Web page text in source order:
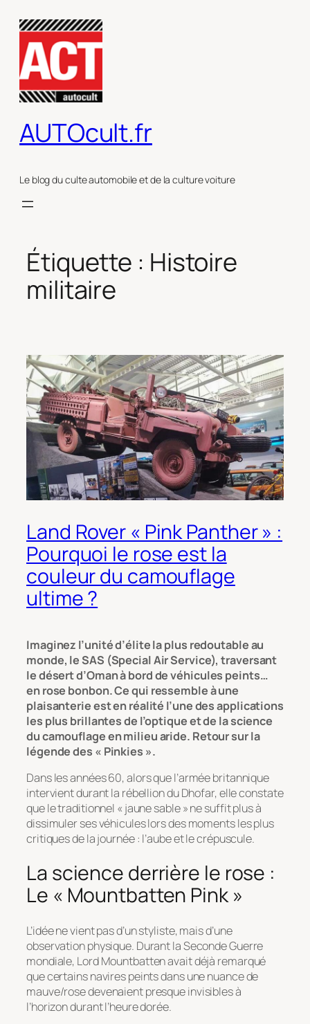
contenu
AUTOcult.fr
Le blog du culte automobile et de la culture voiture
Étiquette : Histoire
militaire
Land Rover « Pink Panther » :
Pourquoi le rose est la
couleur du camouflage
ultime ?
Imaginez l’unité d’élite la plus redoutable au
monde, le SAS (Special Air Service), traversant
le désert d’Oman à bord de véhicules peints…
en rose bonbon. Ce qui ressemble à une
plaisanterie est en réalité l’une des applications
les plus brillantes de l’optique et de la science
du camouflage en milieu aride. Retour sur la
légende des « Pinkies ».
Dans les années 60, alors que l’armée britannique
intervient durant la rébellion du Dhofar, elle constate
que le traditionnel « jaune sable » ne suffit plus à
dissimuler ses véhicules lors des moments les plus
critiques de la journée : l’aube et le crépuscule.
La science derrière le rose :
Le « Mountbatten Pink »
L’idée ne vient pas d’un styliste, mais d’une
observation physique. Durant la Seconde Guerre
mondiale, Lord Mountbatten avait déjà remarqué
que certains navires peints dans une nuance de
mauve/rose devenaient presque invisibles à
l’horizon durant l’heure dorée.